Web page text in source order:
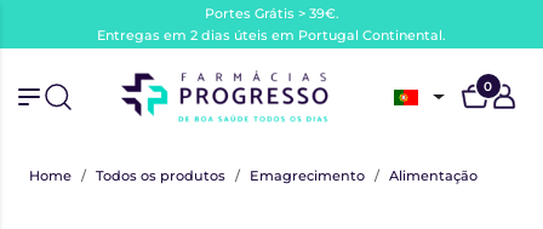
Portes Grátis > 39€.
Entregas em 2 dias úteis em Portugal Continental.
0
Home Todos os produtos Emagrecimento Alimentação